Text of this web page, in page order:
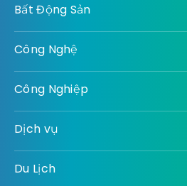
Bất Động Sản
Công Nghệ
Công Nghiệp
Dịch vụ
Du Lịch